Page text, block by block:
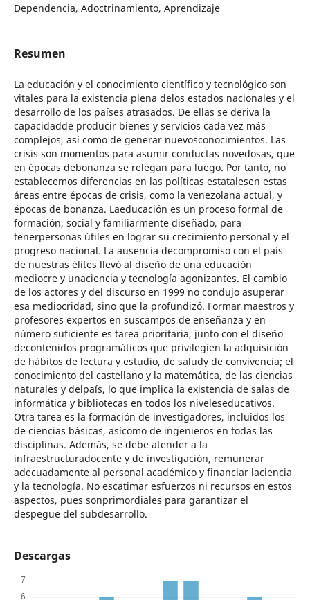
Dependencia, Adoctrinamiento, Aprendizaje
Resumen
La educación y el conocimiento científico y tecnológico son
vitales para la existencia plena delos estados nacionales y el
desarrollo de los países atrasados. De ellas se deriva la
capacidadde producir bienes y servicios cada vez más
complejos, así como de generar nuevosconocimientos. Las
crisis son momentos para asumir conductas novedosas, que
en épocas debonanza se relegan para luego. Por tanto, no
establecemos diferencias en las políticas estatalesen estas
áreas entre épocas de crisis, como la venezolana actual, y
épocas de bonanza. Laeducación es un proceso formal de
formación, social y familiarmente diseñado, para
tenerpersonas útiles en lograr su crecimiento personal y el
progreso nacional. La ausencia decompromiso con el país
de nuestras élites llevó al diseño de una educación
mediocre y unaciencia y tecnología agonizantes. El cambio
de los actores y del discurso en 1999 no condujo asuperar
esa mediocridad, sino que la profundizó. Formar maestros y
profesores expertos en suscampos de enseñanza y en
número suficiente es tarea prioritaria, junto con el diseño
decontenidos programáticos que privilegien la adquisición
de hábitos de lectura y estudio, de saludy de convivencia; el
conocimiento del castellano y la matemática, de las ciencias
naturales y delpaís, lo que implica la existencia de salas de
informática y bibliotecas en todos los niveleseducativos.
Otra tarea es la formación de investigadores, incluidos los
de ciencias básicas, asícomo de ingenieros en todas las
disciplinas. Además, se debe atender a la
infraestructuradocente y de investigación, remunerar
adecuadamente al personal académico y financiar laciencia
y la tecnología. No escatimar esfuerzos ni recursos en estos
aspectos, pues sonprimordiales para garantizar el
despegue del subdesarrollo.
Descargas